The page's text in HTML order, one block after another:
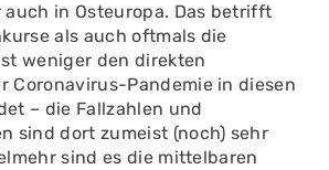
auch in Osteuropa. Das betrifft
als auch oftmals die
weniger den direkten
Coronavirus-Pandemie in diesen
– die Fallzahlen und
sind dort zumeist (noch) sehr
sind es die mittelbaren